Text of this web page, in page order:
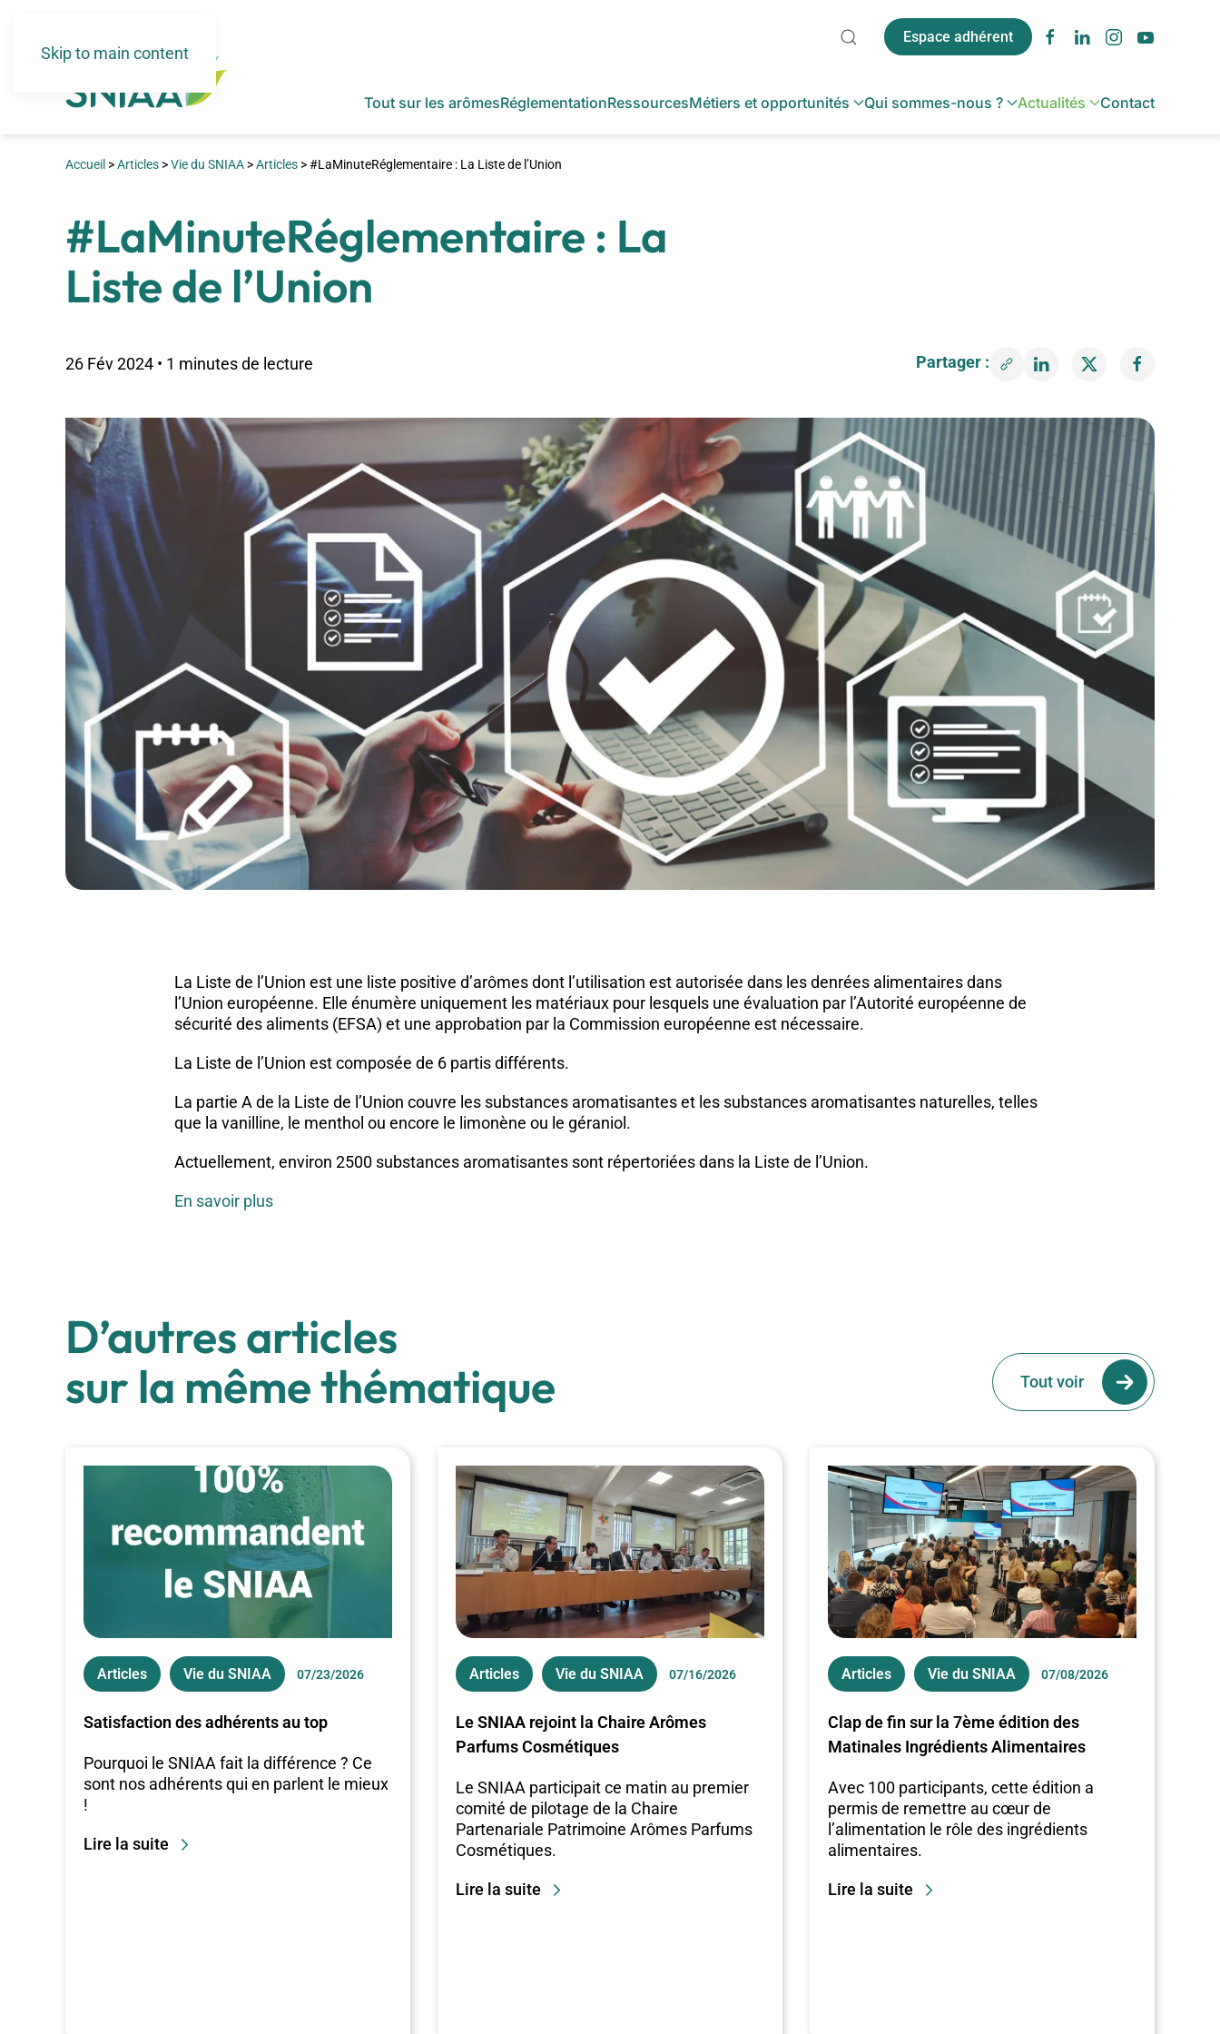
Skip to main content
Espace adhérent
Tout sur les arômesRéglementationRessourcesMétiers et opportunités Qui sommes-nous ? Actualités Contact
Accueil >Articles >Vie du SNIAA >Articles >#LaMinuteRéglementaire : La Liste de l’Union
#LaMinuteRéglementaire : La
Liste de l’Union
26 Fév 2024 • 1 minutes de lecture Partager :
La Liste de l’Union est une liste positive d’arômes dont l’utilisation est autorisée dans les denrées alimentaires dans
l’Union européenne. Elle énumère uniquement les matériaux pour lesquels une évaluation par l’Autorité européenne de
sécurité des aliments (EFSA) et une approbation par la Commission européenne est nécessaire.
La Liste de l’Union est composée de 6 partis différents.
La partie A de la Liste de l’Union couvre les substances aromatisantes et les substances aromatisantes naturelles, telles
que la vanilline, le menthol ou encore le limonène ou le géraniol.
Actuellement, environ 2500 substances aromatisantes sont répertoriées dans la Liste de l’Union.
En savoir plus
D’autres articles
sur la même thématique
Tout voir
Articles Vie du SNIAA 07/23/2026
Satisfaction des adhérents au top
Pourquoi le SNIAA fait la différence ? Ce
sont nos adhérents qui en parlent le mieux
!
Lire la suite
Articles Vie du SNIAA 07/16/2026
Le SNIAA rejoint la Chaire Arômes
Parfums Cosmétiques
Le SNIAA participait ce matin au premier
comité de pilotage de la Chaire
Partenariale Patrimoine Arômes Parfums
Cosmétiques.
Lire la suite
Articles Vie du SNIAA 07/08/2026
Clap de fin sur la 7ème édition des
Matinales Ingrédients Alimentaires
Avec 100 participants, cette édition a
permis de remettre au cœur de
l’alimentation le rôle des ingrédients
alimentaires.
Lire la suite